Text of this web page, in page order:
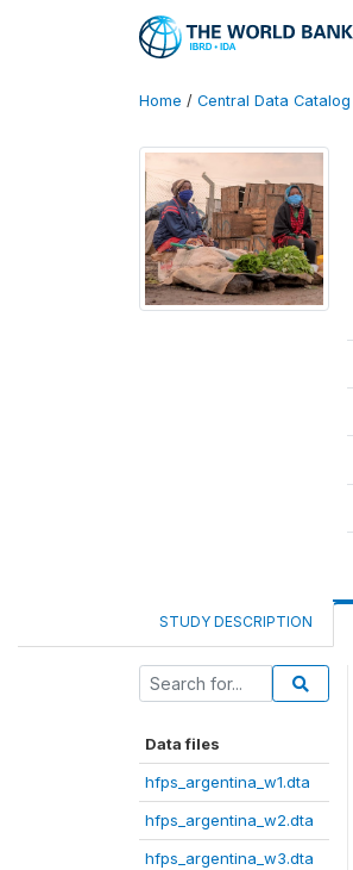
Home / Central Data Catalog
STUDY DESCRIPTION
Data files
hfps_argentina_w1.dta
hfps_argentina_w2.dta
hfps_argentina_w3.dta